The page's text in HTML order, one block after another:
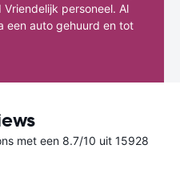
personeel. Al
een auto gehuurd en tot
met een 8.7/10 uit 15928